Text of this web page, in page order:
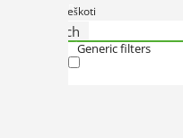
Search
Generic filters
Exact matches only
Search
Generic filters